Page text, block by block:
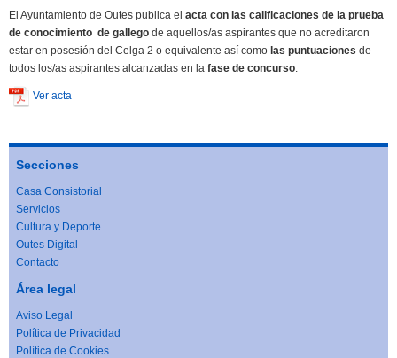
El Ayuntamiento de Outes publica el acta con las calificaciones de la prueba
de conocimiento de gallego de aquellos/as aspirantes que no acreditaron
estar en posesión del Celga 2 o equivalente así como las puntuaciones de
todos los/as aspirantes alcanzadas en la fase de concurso.
Ver acta
Secciones
Casa Consistorial
Servicios
Cultura y Deporte
Outes Digital
Contacto
Área legal
Aviso Legal
Política de Privacidad
Política de Cookies